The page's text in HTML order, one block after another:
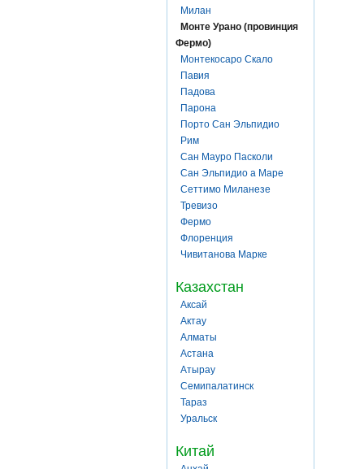
Милан
Монте Урано (провинция
Фермо)
Монтекосаро Скало
Павия
Падова
Парона
Порто Сан Эльпидио
Рим
Сан Мауро Пасколи
Сан Эльпидио а Маре
Сеттимо Миланезе
Тревизо
Фермо
Флоренция
Чивитанова Марке
Казахстан
Аксай
Актау
Алматы
Астана
Атырау
Семипалатинск
Тараз
Уральск
Китай